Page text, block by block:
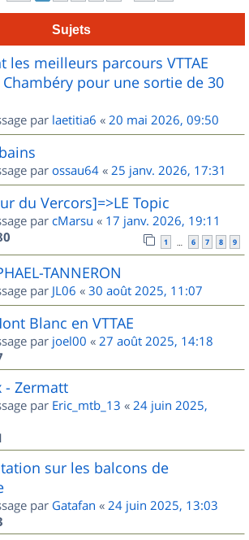
Sujets
les meilleurs parcours VTTAE
pour une sortie de 30
par laetitia6 « 20 mai 2026, 09:50
par ossau64 « 25 janv. 2026, 17:31
du Vercors]=>LE Topic
par cMarsu « 17 janv. 2026, 19:11
1 … 6 7 8 9
TANNERON
par JL06 « 30 août 2025, 11:07
Blanc en VTTAE
par joel00 « 27 août 2025, 14:18
- Zermatt
par Eric_mtb_13 « 24 juin 2025,
sur les balcons de
par Gatafan « 24 juin 2025, 13:03